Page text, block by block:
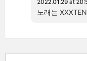
2022.01.29 at
노래는